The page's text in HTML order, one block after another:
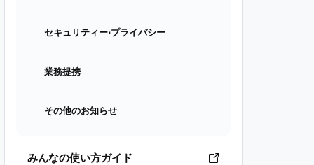
セキュリティー⋅プライバシー
業務提携
その他のお知らせ
みんなの使い方ガイド